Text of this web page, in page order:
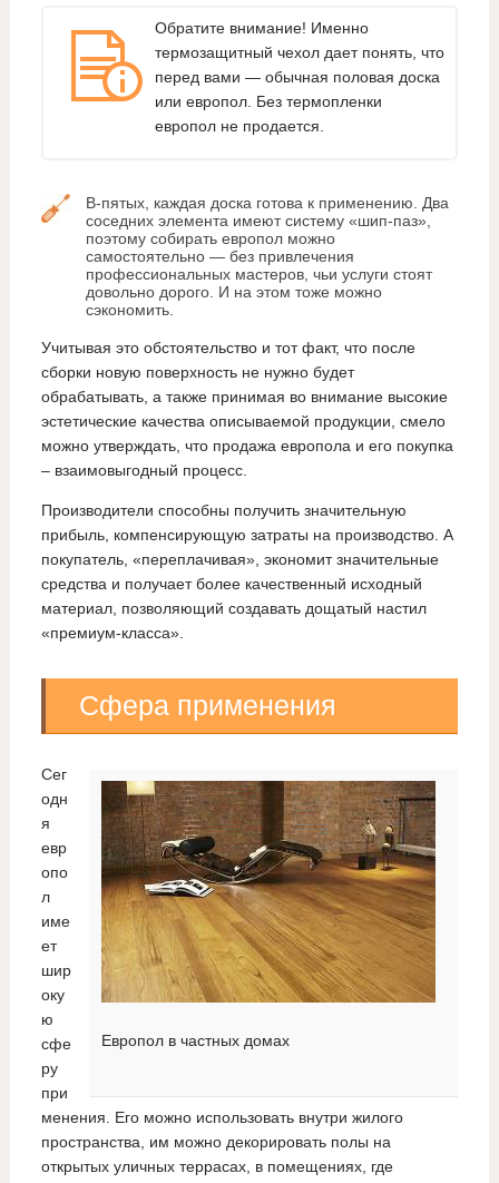
Обратите внимание! Именно
термозащитный чехол дает понять, что
перед вами — обычная половая доска
или европол. Без термопленки
европол не продается.
В-пятых, каждая доска готова к применению. Два
соседних элемента имеют систему «шип-паз»,
поэтому собирать европол можно
самостоятельно — без привлечения
профессиональных мастеров, чьи услуги стоят
довольно дорого. И на этом тоже можно
сэкономить.
Учитывая это обстоятельство и тот факт, что после
сборки новую поверхность не нужно будет
обрабатывать, а также принимая во внимание высокие
эстетические качества описываемой продукции, смело
можно утверждать, что продажа европола и его покупка
– взаимовыгодный процесс.
Производители способны получить значительную
прибыль, компенсирующую затраты на производство. А
покупатель, «переплачивая», экономит значительные
средства и получает более качественный исходный
материал, позволяющий создавать дощатый настил
«премиум-класса».
Сфера применения
Европол в частных домах
Сег
одн
я
евр
опо
л
име
ет
шир
оку
ю
сфе
ру
при
менения. Его можно использовать внутри жилого
пространства, им можно декорировать полы на
открытых уличных террасах, в помещениях, где